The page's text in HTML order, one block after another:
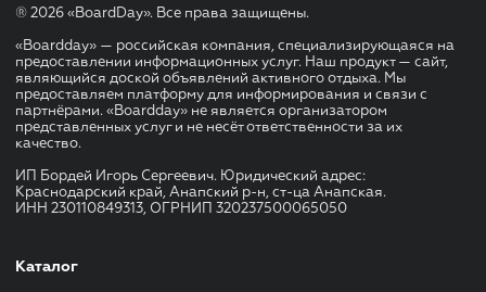
® 2026 «BoardDay». Все права защищены.
«Boardday» — российская компания, специализирующаяся на
предоставлении информационных услуг. Наш продукт — сайт,
являющийся доской объявлений активного отдыха. Мы
предоставляем платформу для информирования и связи с
партнёрами. «Boardday» не является организатором
представленных услуг и не несёт ответственности за их
качество.
ИП Бордей Игорь Сергеевич. Юридический адрес:
Краснодарский край, Анапский р-н, ст-ца Анапская.
ИНН 230110849313, ОГРНИП 320237500065050
Каталог